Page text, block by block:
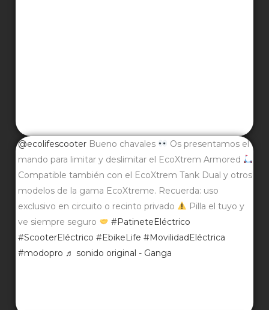
@ecolifescooter Bueno chavales
Os presentamos el
mando para limitar y deslimitar el EcoXtrem Armored
Compatible también con el EcoXtrem Tank Dual y otros
modelos de la gama EcoXtreme. Recuerda: uso
exclusivo en circuito o recinto privado
Pilla el tuyo y
ve siempre seguro
#PatineteEléctrico
#ScooterEléctrico #EbikeLife #MovilidadEléctrica
#modopro ♬ sonido original - Ganga